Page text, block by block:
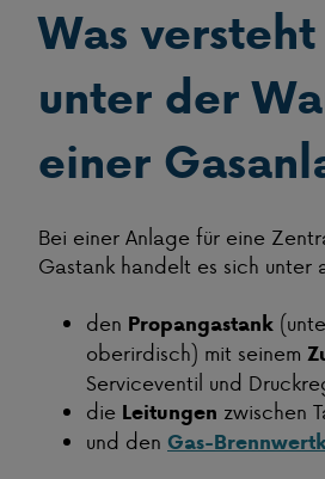
Was
unter der
einer
Bei einer Anlage für eine
Gastank handelt es sich unter
den Propangastank
oberirdisch) mit seinem
Serviceventil und
die Leitungen zwischen
und den Gas-